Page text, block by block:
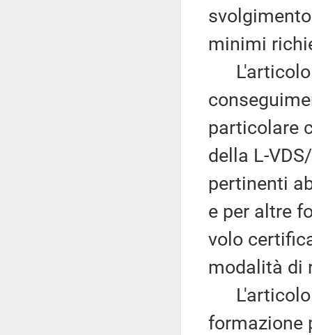
minimi
L'articolo
particolare
della L-
pertinenti
e per altre
volo
modalità di
L'articolo
formazione